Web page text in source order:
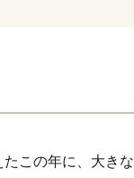
この年に、大きな